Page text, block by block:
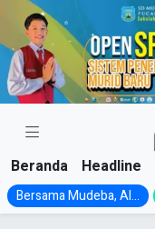
Skip
content
Beranda Headline
Bersama Mudeba, Al...